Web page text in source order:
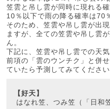
笠雲と吊し雲が同時に現れる
10％以下で雨の降る確率は70
そのため、笠雲や吊し雲が出
ますが、全ての笠雲や吊し雲
ん。
下記に、笠雲や吊し雲での天
前項の「雲のウンチク」と併
ていたら予測してみてください
【好天】
はなれ笠、つみ笠（「日和